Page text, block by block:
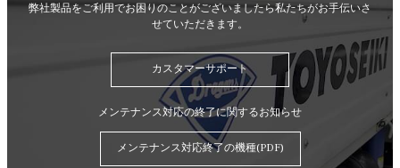
弊社製品をご利用でお困りのことがございましたら私たちがお手伝いさ
せていただきます。
カスタマーサポート
メンテナンス対応の終了に関するお知らせ
メンテナンス対応終了の機種(PDF)